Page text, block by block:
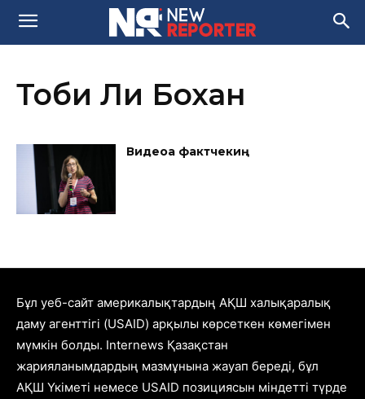
Тоби Ли Бохан
Видеоға фактчекиң
Бұл уеб-сайт америкалықтардың АҚШ халықаралық
даму агенттігі (USAID) арқылы көрсеткен көмегімен
мүмкін болды. Internews Қазақстан
жарияланымдардың мазмұнына жауап береді, бұл
АҚШ Үкіметі немесе USAID позициясын міндетті түрде